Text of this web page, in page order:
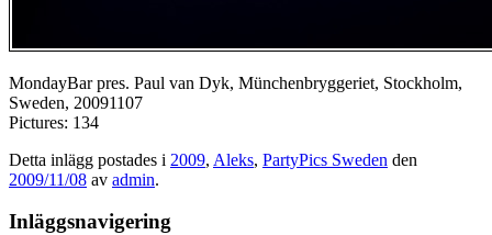
MondayBar pres. Paul van Dyk, Münchenbryggeriet, Stockholm,
Sweden, 20091107
Pictures: 134
Detta inlägg postades i 2009, Aleks, PartyPics Sweden den
2009/11/08 av admin.
Inläggsnavigering